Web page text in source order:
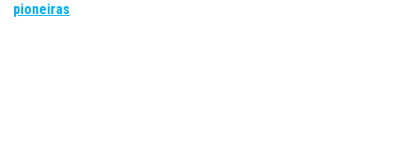
pioneiras